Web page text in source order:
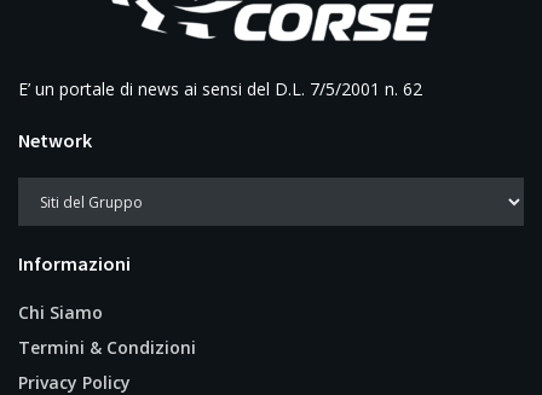
E’ un portale di news ai sensi del D.L. 7/5/2001 n. 62
Network
Informazioni
Chi Siamo
Termini & Condizioni
Privacy Policy